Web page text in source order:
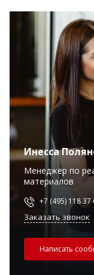
Инесса
Менеджер по
материалов
+7 (495) 118 37
Заказать звонок
Написать